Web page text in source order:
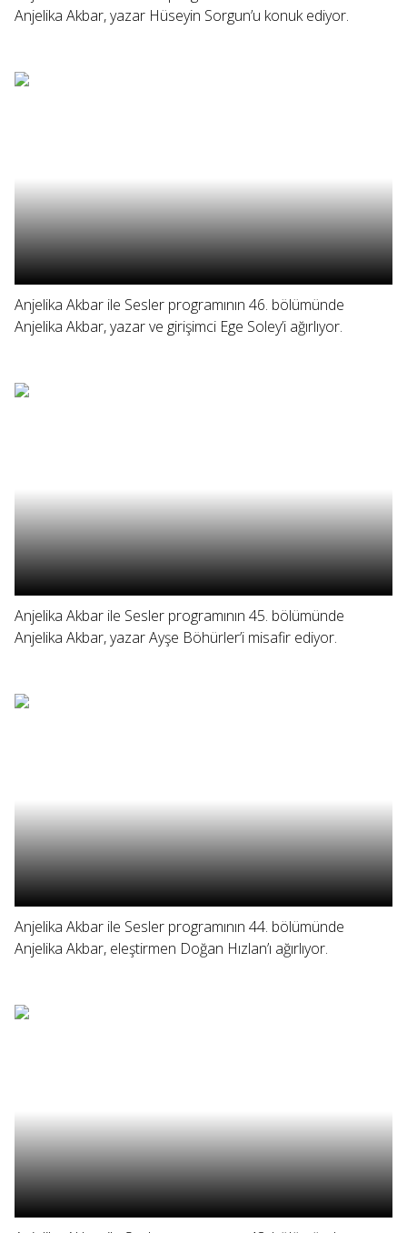
Anjelika Akbar, yazar Hüseyin Sorgun’u konuk ediyor.
Anjelika Akbar ile Sesler programının 46. bölümünde
Anjelika Akbar, yazar ve girişimci Ege Soley’i ağırlıyor.
Anjelika Akbar ile Sesler programının 45. bölümünde
Anjelika Akbar, yazar Ayşe Böhürler’i misafir ediyor.
Anjelika Akbar ile Sesler programının 44. bölümünde
Anjelika Akbar, eleştirmen Doğan Hızlan’ı ağırlıyor.